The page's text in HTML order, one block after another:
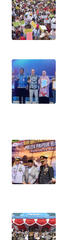
WN
SERAMBI
WN
WN
SULTRA
WN
SULTENG
WN
BABEL